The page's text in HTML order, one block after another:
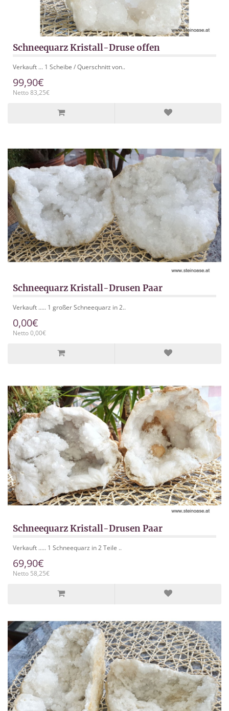
Schneequarz Kristall-Druse offen
Verkauft ... 1 Scheibe / Querschnitt von..
99,90€
Netto 83,25€
Schneequarz Kristall-Drusen Paar
Verkauft ..... 1 großer Schneequarz in 2..
0,00€
Netto 0,00€
Schneequarz Kristall-Drusen Paar
Verkauft ..... 1 Schneequarz in 2 Teile ..
69,90€
Netto 58,25€